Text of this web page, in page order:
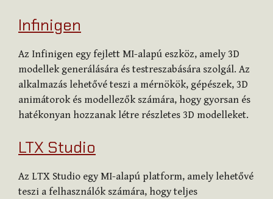
Infinigen
Az Infinigen egy fejlett MI-alapú eszköz, amely 3D
modellek generálására és testreszabására szolgál. Az
alkalmazás lehetővé teszi a mérnökök, gépészek, 3D
animátorok és modellezők számára, hogy gyorsan és
hatékonyan hozzanak létre részletes 3D modelleket.
LTX Studio
Az LTX Studio egy MI-alapú platform, amely lehetővé
teszi a felhasználók számára, hogy teljes